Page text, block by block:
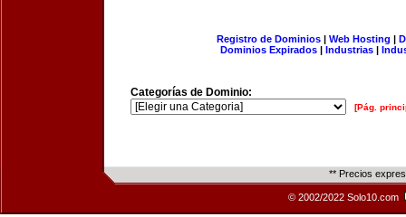
Registro de Dominios| Web Hosting |
Dominios Expirados | Industrias |
Categorías de Dominio:
[Pág.
** Precios
© 2002/2022 Solo10.com